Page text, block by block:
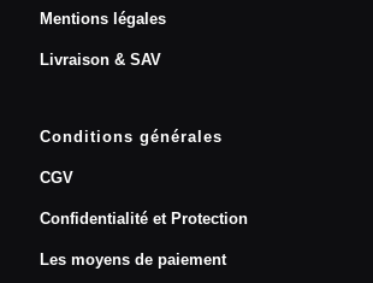
Mentions légales
Livraison & SAV
Conditions générales
CGV
Confidentialité et Protection
Les moyens de paiement